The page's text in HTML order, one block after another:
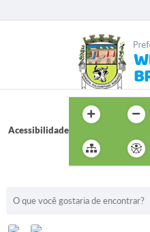
Acessibilidade